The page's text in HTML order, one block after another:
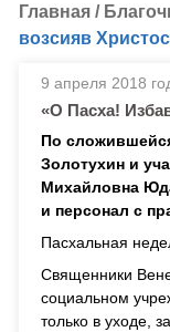
Главная /
возсияв
9 апреля 2018
«О Пасха!
По
Золотухин и
Михайловна
и персонал с
Пасхальная
Священники
социальном
только в уходе,